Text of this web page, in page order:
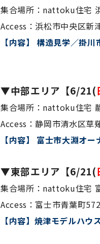
集合場所：nattoku住宅
Access：浜松市中央区新
【内容】 構造見学／掛
▼中部エリア【6/21(
集合場所：nattoku住宅
Access：静岡市清水区草
【内容】 富士市大淵オ
▼東部エリア【6/21(
集合場所：nattoku住宅
Access：富士市青葉町
【内容】焼津モデルハ